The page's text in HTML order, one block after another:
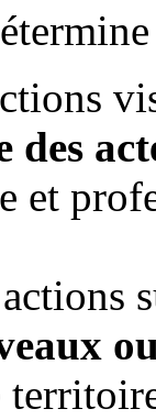
des
et